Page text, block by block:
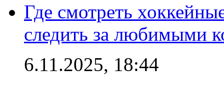
Где смотреть
следить за любимыми
6.11.2025, 18:44